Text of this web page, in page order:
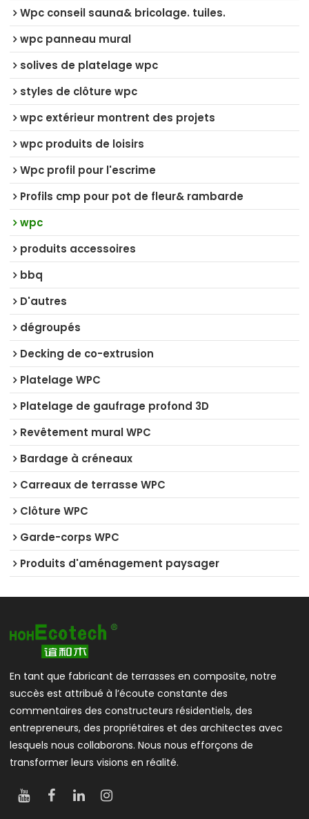
Wpc conseil sauna& bricolage. tuiles.
wpc panneau mural
solives de platelage wpc
styles de clôture wpc
wpc extérieur montrent des projets
wpc produits de loisirs
Wpc profil pour l'escrime
Profils cmp pour pot de fleur& rambarde
wpc
produits accessoires
bbq
D'autres
dégroupés
Decking de co-extrusion
Platelage WPC
Platelage de gaufrage profond 3D
Revêtement mural WPC
Bardage à créneaux
Carreaux de terrasse WPC
Clôture WPC
Garde-corps WPC
Produits d'aménagement paysager
En tant que fabricant de terrasses en composite, notre
succès est attribué à l’écoute constante des
commentaires des constructeurs résidentiels, des
entrepreneurs, des propriétaires et des architectes avec
lesquels nous collaborons. Nous nous efforçons de
transformer leurs visions en réalité.